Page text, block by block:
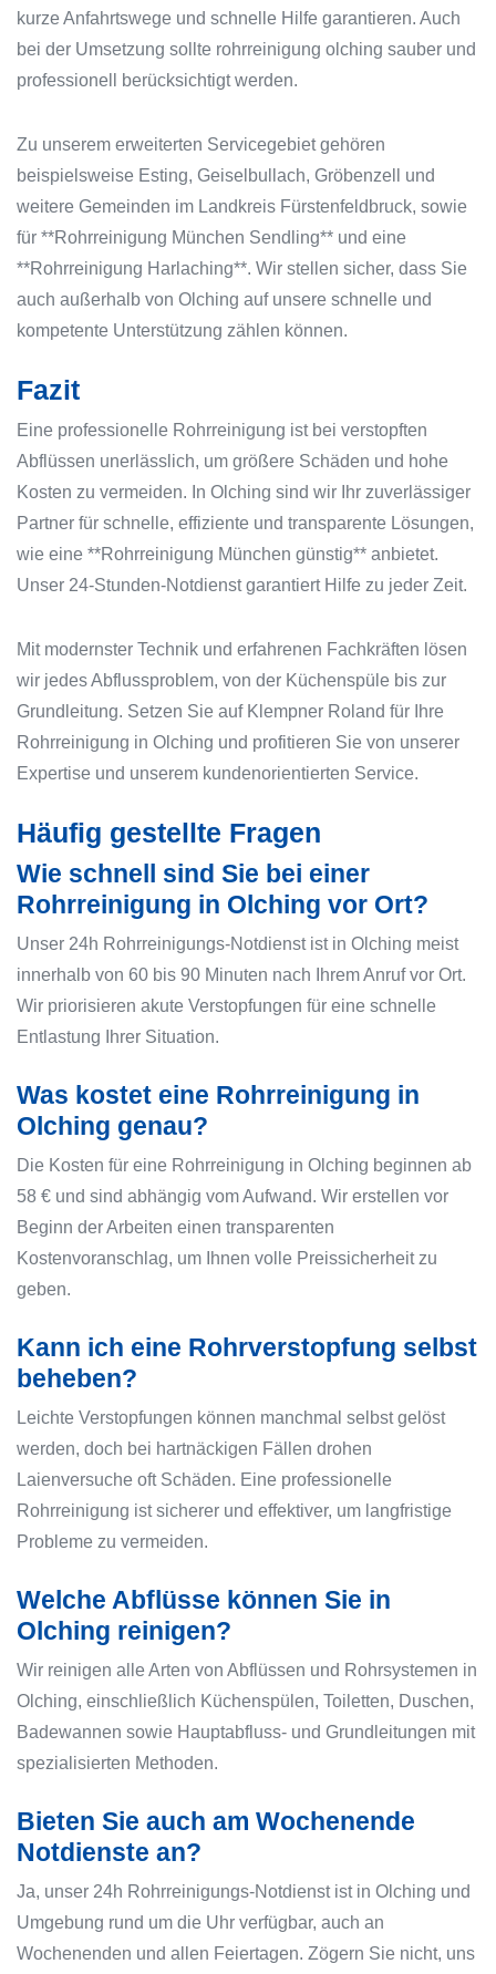
kurze Anfahrtswege und schnelle Hilfe garantieren. Auch
bei der Umsetzung sollte rohrreinigung olching sauber und
professionell berücksichtigt werden.
Zu unserem erweiterten Servicegebiet gehören
beispielsweise Esting, Geiselbullach, Gröbenzell und
weitere Gemeinden im Landkreis Fürstenfeldbruck, sowie
für **Rohrreinigung München Sendling** und eine
**Rohrreinigung Harlaching**. Wir stellen sicher, dass Sie
auch außerhalb von Olching auf unsere schnelle und
kompetente Unterstützung zählen können.
Fazit
Eine professionelle Rohrreinigung ist bei verstopften
Abflüssen unerlässlich, um größere Schäden und hohe
Kosten zu vermeiden. In Olching sind wir Ihr zuverlässiger
Partner für schnelle, effiziente und transparente Lösungen,
wie eine **Rohrreinigung München günstig** anbietet.
Unser 24-Stunden-Notdienst garantiert Hilfe zu jeder Zeit.
Mit modernster Technik und erfahrenen Fachkräften lösen
wir jedes Abflussproblem, von der Küchenspüle bis zur
Grundleitung. Setzen Sie auf Klempner Roland für Ihre
Rohrreinigung in Olching und profitieren Sie von unserer
Expertise und unserem kundenorientierten Service.
Häufig gestellte Fragen
Wie schnell sind Sie bei einer
Rohrreinigung in Olching vor Ort?
Unser 24h Rohrreinigungs-Notdienst ist in Olching meist
innerhalb von 60 bis 90 Minuten nach Ihrem Anruf vor Ort.
Wir priorisieren akute Verstopfungen für eine schnelle
Entlastung Ihrer Situation.
Was kostet eine Rohrreinigung in
Olching genau?
Die Kosten für eine Rohrreinigung in Olching beginnen ab
58 € und sind abhängig vom Aufwand. Wir erstellen vor
Beginn der Arbeiten einen transparenten
Kostenvoranschlag, um Ihnen volle Preissicherheit zu
geben.
Kann ich eine Rohrverstopfung selbst
beheben?
Leichte Verstopfungen können manchmal selbst gelöst
werden, doch bei hartnäckigen Fällen drohen
Laienversuche oft Schäden. Eine professionelle
Rohrreinigung ist sicherer und effektiver, um langfristige
Probleme zu vermeiden.
Welche Abflüsse können Sie in
Olching reinigen?
Wir reinigen alle Arten von Abflüssen und Rohrsystemen in
Olching, einschließlich Küchenspülen, Toiletten, Duschen,
Badewannen sowie Hauptabfluss- und Grundleitungen mit
spezialisierten Methoden.
Bieten Sie auch am Wochenende
Notdienste an?
Ja, unser 24h Rohrreinigungs-Notdienst ist in Olching und
Umgebung rund um die Uhr verfügbar, auch an
Wochenenden und allen Feiertagen. Zögern Sie nicht, uns